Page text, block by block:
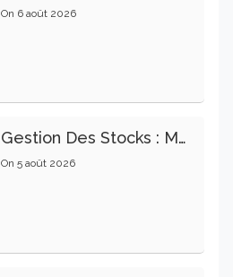
On 6 août 2026
Gestion Des Stocks : Meilleures Pratiques Intralogistiques
On 5 août 2026